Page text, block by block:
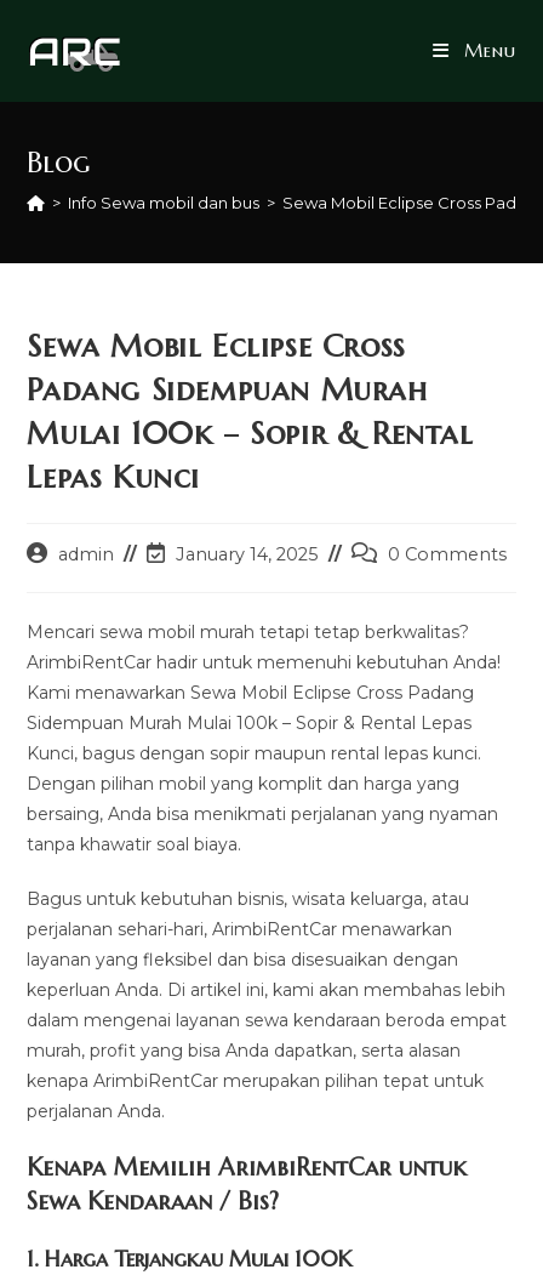
Menu
Blog
> Info Sewa mobil dan bus > Sewa Mobil Eclipse Cross
Sewa Mobil Eclipse Cross
Padang Sidempuan Murah
Mulai 100k – Sopir & Rental
Lepas Kunci
Postadmin
PostJanuary 14, 2025
Post0 Comments
Mencari sewa mobil murah tetapi tetap berkwalitas?
ArimbiRentCar hadir untuk memenuhi kebutuhan Anda!
Kami menawarkan Sewa Mobil Eclipse Cross Padang
Sidempuan Murah Mulai 100k – Sopir & Rental Lepas
Kunci, bagus dengan sopir maupun rental lepas kunci.
Dengan pilihan mobil yang komplit dan harga yang
bersaing, Anda bisa menikmati perjalanan yang nyaman
tanpa khawatir soal biaya.
Bagus untuk kebutuhan bisnis, wisata keluarga, atau
perjalanan sehari-hari, ArimbiRentCar menawarkan
layanan yang fleksibel dan bisa disesuaikan dengan
keperluan Anda. Di artikel ini, kami akan membahas lebih
dalam mengenai layanan sewa kendaraan beroda empat
murah, profit yang bisa Anda dapatkan, serta alasan
kenapa ArimbiRentCar merupakan pilihan tepat untuk
perjalanan Anda.
Kenapa Memilih ArimbiRentCar untuk
Sewa Kendaraan / Bis?
1.Harga Terjangkau Mulai 100K